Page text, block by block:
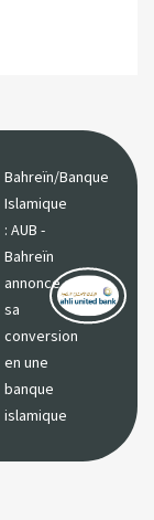
Bahreïn/Banque
Islamique
: AUB -
Bahreïn
annonce
sa
conversion
en une
banque
islamique